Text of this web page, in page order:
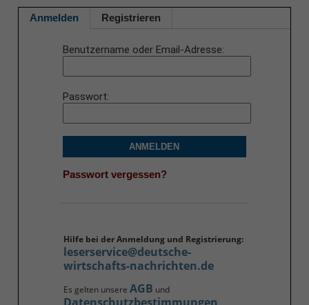
Anmelden Registrieren
Benutzername oder Email-Adresse
Passwort
ANMELDEN
Passwort vergessen?
Hilfe bei der Anmeldung und Registrierung:
leserservice@deutsche-
wirtschafts-nachrichten.de
Es gelten unsere AGB und